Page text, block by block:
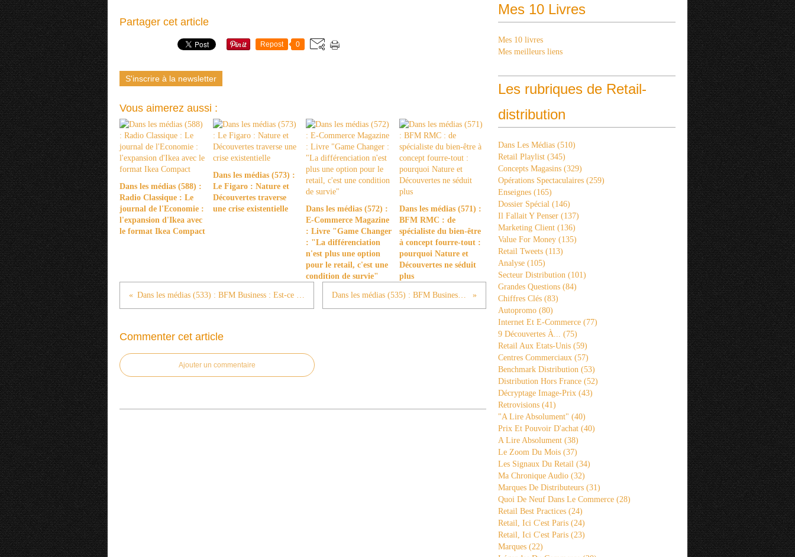
Partager cet article
Repost 0
S'inscrire à la newsletter
Vous aimerez aussi :
Dans les médias (588) :
Radio Classique : Le
journal de l'Economie :
l'expansion d'Ikea avec
le format Ikea Compact
Dans les médias (573) :
Le Figaro : Nature et
Découvertes traverse
une crise existentielle
Dans les médias (572) :
E-Commerce Magazine
: Livre "Game Changer
: "La différenciation
n'est plus une option
pour le retail, c'est une
condition de survie"
Dans les médias (571) :
BFM RMC : de
spécialiste du bien-être
à concept fourre-tout :
pourquoi Nature et
Découvertes ne séduit
plus
Dans les médias (533) : BFM Business : Est-ce Leclerc qui est moins bon ou les autres qui sont meilleurs ? Dans les médias (535) : BFM Business : le 18h Eco : les résultats de Casino au S1 2025
Commenter cet article
Ajouter un commentaire
Mes 10 Livres
Mes 10 livres
Mes meilleurs liens
Les rubriques de Retail-
distribution
Dans Les Médias (510)
Retail Playlist (345)
Concepts Magasins (329)
Opérations Spectaculaires (259)
Enseignes (165)
Dossier Spécial (146)
Il Fallait Y Penser (137)
Marketing Client (136)
Value For Money (135)
Retail Tweets (113)
Analyse (105)
Secteur Distribution (101)
Grandes Questions (84)
Chiffres Clés (83)
Autopromo (80)
Internet Et E-Commerce (77)
9 Découvertes À... (75)
Retail Aux Etats-Unis (59)
Centres Commerciaux (57)
Benchmark Distribution (53)
Distribution Hors France (52)
Décryptage Image-Prix (43)
Retrovisions (41)
"a Lire Absolument" (40)
Prix Et Pouvoir D'achat (40)
A Lire Absolument (38)
Le Zoom Du Mois (37)
Les Signaux Du Retail (34)
Ma Chronique Audio (32)
Marques De Distributeurs (31)
Quoi De Neuf Dans Le Commerce (28)
Retail Best Practices (24)
Retail, Ici C'est Paris (24)
Retail, Ici C'est Paris (23)
Marques (22)